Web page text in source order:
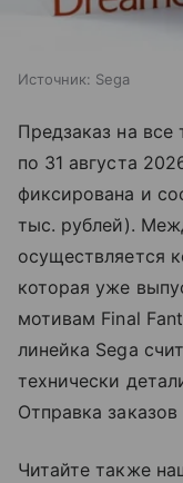
Источник: Sega
Предзаказ на все
по 31 августа
фиксирована и
тыс. рублей).
осуществляется
которая уже
мотивам Final
линейка Sega
технически
Отправка
Читайте также